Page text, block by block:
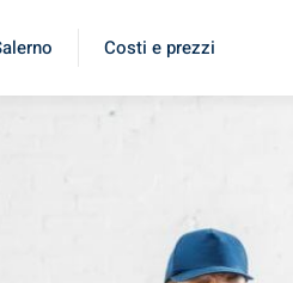
Costi e prezzi